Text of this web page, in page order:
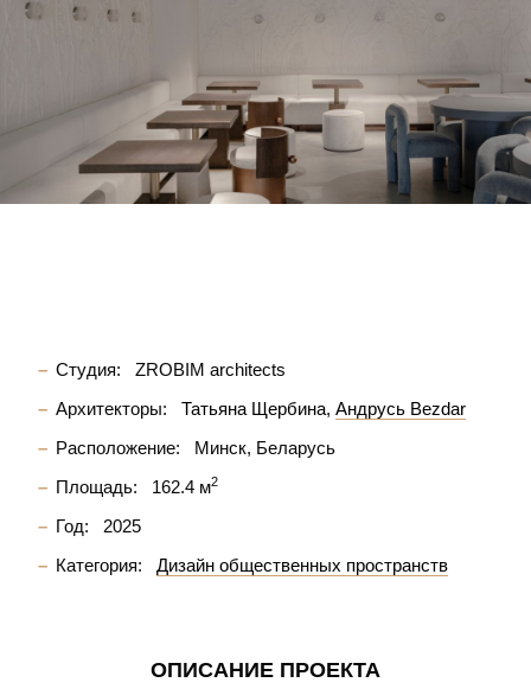
Студия:
ZROBIM architects
Архитекторы:
Татьяна Щербина Андрусь Bezdar
Расположение:
Минск, Беларусь
Площадь:
162.4 м2
Год:
2025
Категория:
Дизайн общественных пространств
ОПИСАНИЕ ПРОЕКТА